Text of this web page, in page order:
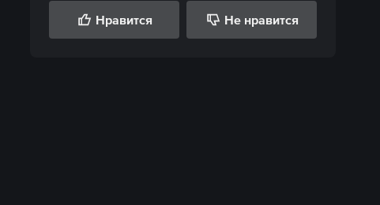
Нравится Не нравится